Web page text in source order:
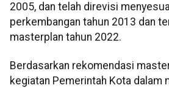
2005, dan telah direvisi
perkembangan tahun 2013 dan
masterplan tahun 2022.
Berdasarkan rekomendasi
kegiatan Pemerintah Kota dalam